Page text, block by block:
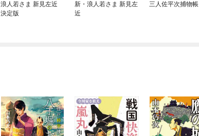
浪人若さま 新見左近
決定版
新・浪人若さま 新見左
近
三人佐平次捕物帳